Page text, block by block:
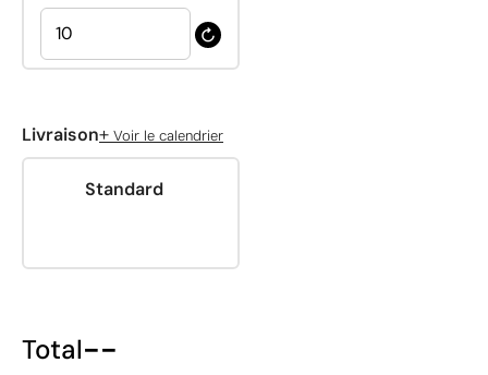
Livraison+ Voir le calendrier
Standard
Total--